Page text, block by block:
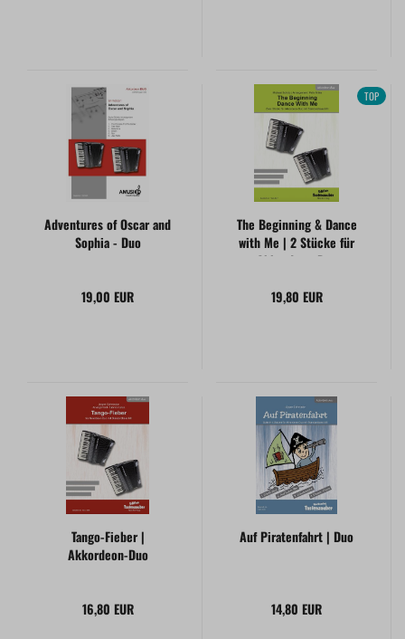
Adventures of Oscar and
Sophia - Duo
19,00 EUR
TOP
The Beginning & Dance
with Me | 2 Stücke für
Akkordeon-Duo
19,80 EUR
Tango-Fieber |
Akkordeon-Duo
16,80 EUR
Auf Piratenfahrt | Duo
14,80 EUR